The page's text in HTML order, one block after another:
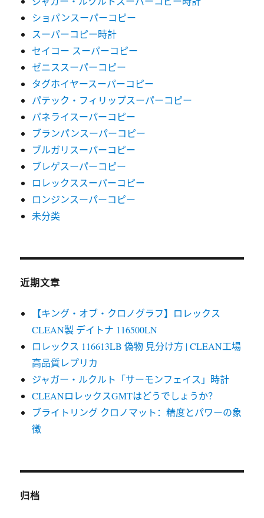
ショパンスーパーコピー
スーパーコピー時計
セイコー スーパーコピー
ゼニススーパーコピー
タグホイヤースーパーコピー
パテック・フィリップスーパーコピー
パネライスーパーコピー
ブランパンスーパーコピー
ブルガリスーパーコピー
ブレゲスーパーコピー
ロレックススーパーコピー
ロンジンスーパーコピー
未分类
近期文章
【キング・オブ・クロノグラフ】ロレックス
CLEAN製 デイトナ 116500LN
ロレックス 116613LB 偽物 見分け方 | CLEAN工場
高品質レプリカ
ジャガー・ルクルト「サーモンフェイス」時計
CLEANロレックスGMTはどうでしょうか？
ブライトリング クロノマット：精度とパワーの象
徴
归档